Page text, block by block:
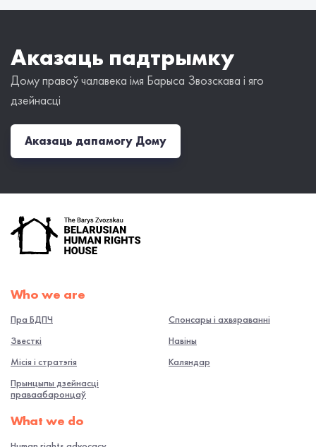
Аказаць падтрымку
Дому правоў чалавека імя Барыса Звозскава і яго
дзейнасці
Аказаць дапамогу Дому
Who we are
Пра БДПЧ
Звесткі
Місія і стратэгія
Прынцыпы дзейнасці
праваабаронцаў
Спонсары і ахвяраванні
Навiны
Каляндар
What we do